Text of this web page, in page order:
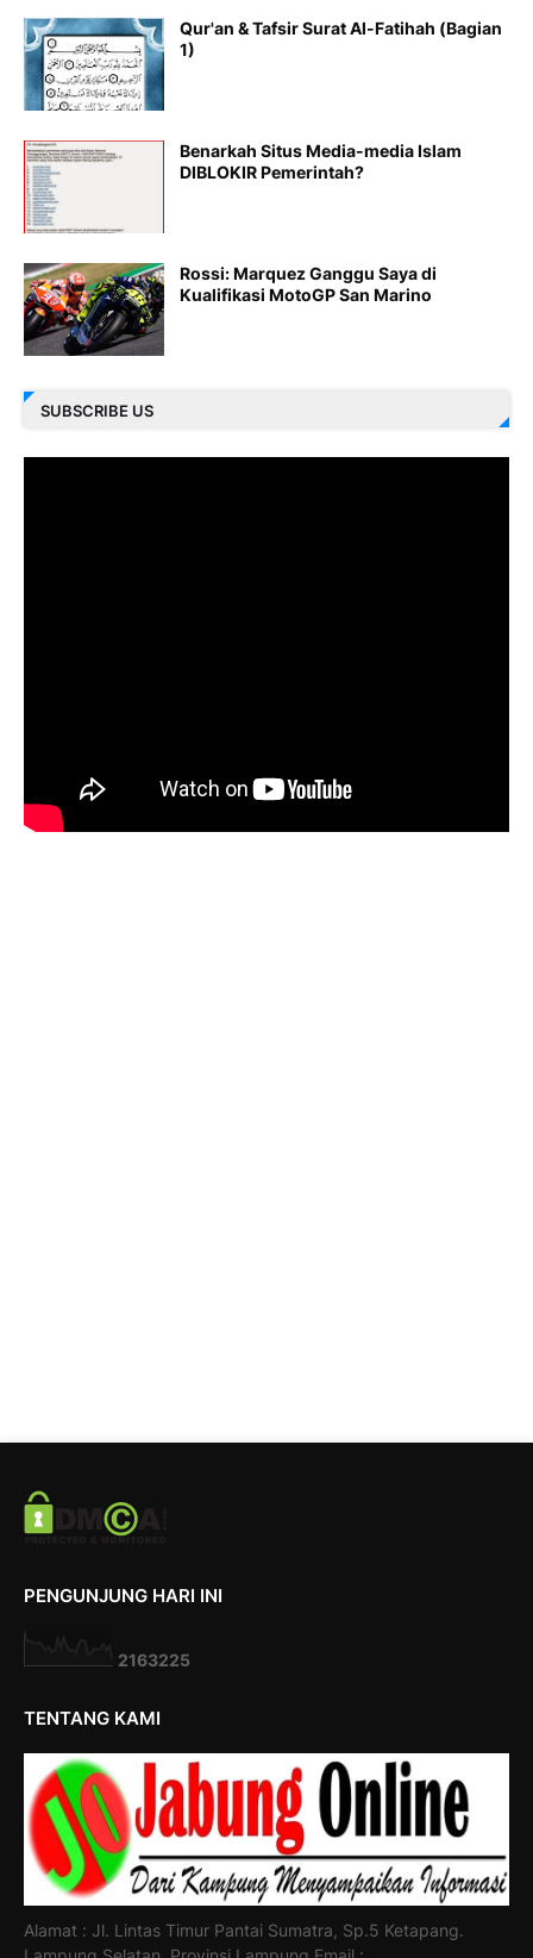
Qur'an & Tafsir Surat Al-Fatihah (Bagian
1)
Benarkah Situs Media-media Islam
DIBLOKIR Pemerintah?
Rossi: Marquez Ganggu Saya di
Kualifikasi MotoGP San Marino
SUBSCRIBE US
PENGUNJUNG HARI INI
2163225
TENTANG KAMI
Alamat : Jl. Lintas Timur Pantai Sumatra, Sp.5 Ketapang.